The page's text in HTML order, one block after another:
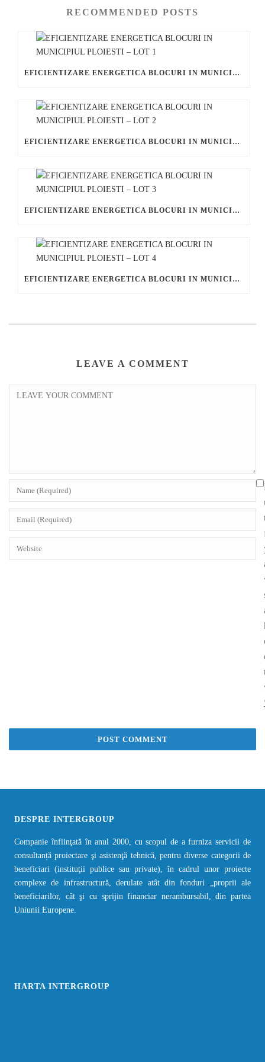
RECOMMENDED POSTS
EFICIENTIZARE ENERGETICA BLOCURI IN MUNICIPIUL PLOIESTI – LOT 1
EFICIENTIZARE ENERGETICA BLOCURI IN MUNICIPIUL PLOIESTI – LOT 2
EFICIENTIZARE ENERGETICA BLOCURI IN MUNICIPIUL PLOIESTI – LOT 3
EFICIENTIZARE ENERGETICA BLOCURI IN MUNICIPIUL PLOIESTI – LOT 4
LEAVE A COMMENT
DESPRE INTERGROUP
Companie înfiinţată în anul 2000, cu scopul de a furniza servicii de
consultanță proiectare şi asistenţă tehnică, pentru diverse categorii de
beneficiari (instituţii publice sau private), în cadrul unor proiecte
complexe de infrastructură, derulate atât din fonduri „proprii ale
beneficiarilor, cât şi cu sprijin financiar nerambursabil, din partea
Uniunii Europene.
HARTA INTERGROUP